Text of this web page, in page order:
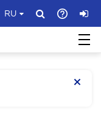
RU